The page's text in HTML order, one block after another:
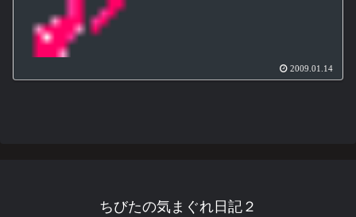
2009.01.14
ちびたの気まぐれ日記２